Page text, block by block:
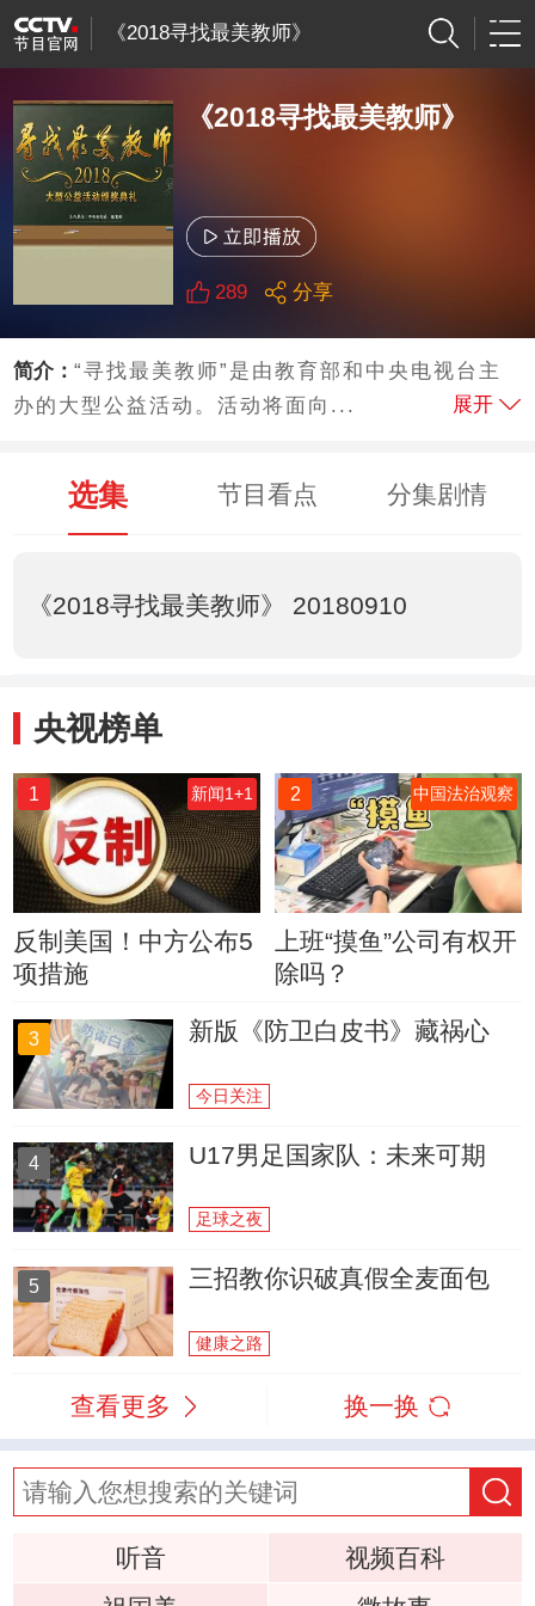
《2018寻找最美教师》
《2018寻找最美教师》
289 分享
简介：“寻找最美教师”是由教育部和中央电视台主
办的大型公益活动。活动将面向...
展开
选集 节目看点 分集剧情
《2018寻找最美教师》 20180910
央视榜单
1 新闻1+1
反制美国！中方公布5
项措施
2 中国法治观察
上班“摸鱼”公司有权开
除吗？
3 新版《防卫白皮书》藏祸心
今日关注
4 U17男足国家队：未来可期
足球之夜
5 三招教你识破真假全麦面包
健康之路
查看更多 换一换
听音
视频百科